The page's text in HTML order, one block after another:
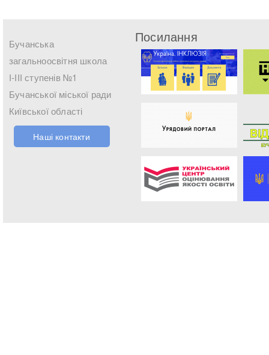
Бучанська
загальноосвітня школа
І-ІІІ ступенів №1
Бучанської міської ради
Київської області
Наші контакти
Посилання